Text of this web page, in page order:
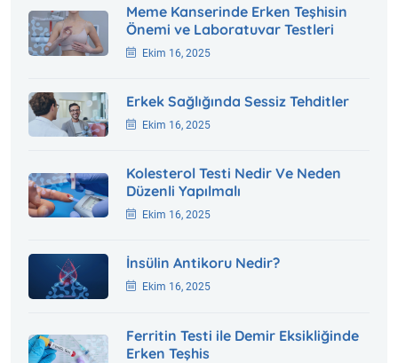
Meme Kanserinde Erken Teşhisin
Önemi ve Laboratuvar Testleri
Ekim 16, 2025
Erkek Sağlığında Sessiz Tehditler
Ekim 16, 2025
Kolesterol Testi Nedir Ve Neden
Düzenli Yapılmalı
Ekim 16, 2025
İnsülin Antikoru Nedir?
Ekim 16, 2025
Ferritin Testi ile Demir Eksikliğinde
Erken Teşhis